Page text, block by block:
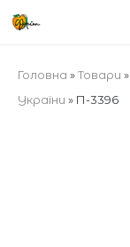
Головна »Товари »
України » П-3396